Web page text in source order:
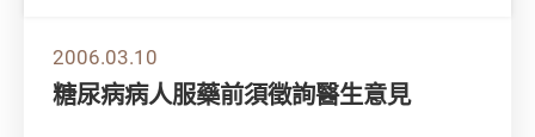
2006.03.10
糖尿病病人服藥前須徵詢醫生意見